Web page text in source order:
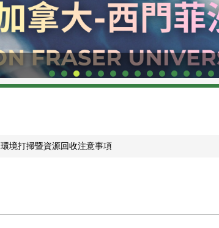
環境打掃暨資源回收注意事項